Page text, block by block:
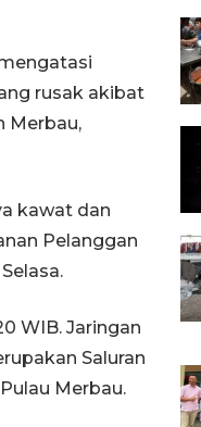
rusak akibat
Merbau,
kawat dan
Pelanggan
WIB. Jaringan
Saluran
Merbau.